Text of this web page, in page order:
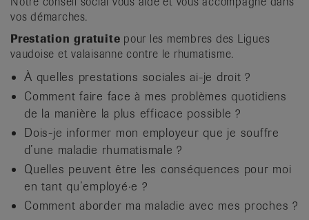
vos démarches.
Prestation gratuite pour les membres des Ligues
vaudoise et valaisanne contre le rhumatisme.
À quelles prestations sociales ai-je droit ?
Comment faire face à mes problèmes quotidiens
de la manière la plus efficace possible ?
Dois-je informer mon employeur que je souffre
d’une maladie rhumatismale ?
Quelles peuvent être les conséquences pour moi
en tant qu’employé·e ?
Comment aborder ma maladie avec mes proches ?